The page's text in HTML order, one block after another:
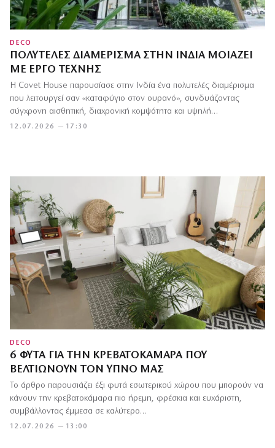
DECO
ΠΟΛΥΤΕΛΈΣ ΔΙΑΜΈΡΙΣΜΑ ΣΤΗΝ ΙΝΔΊΑ ΜΟΙΆΖΕΙ
ΜΕ ΈΡΓΟ ΤΈΧΝΗΣ
12.07.2026 — 17:30
Η Covet House παρουσίασε στην Ινδία ένα πολυτελές διαμέρισμα
που λειτουργεί σαν «καταφύγιο στον ουρανό», συνδυάζοντας
σύγχρονη αισθητική, διαχρονική κομψότητα και υψηλή…
DECO
6 ΦΥΤΆ ΓΙΑ ΤΗΝ ΚΡΕΒΑΤΟΚΆΜΑΡΑ ΠΟΥ
ΒΕΛΤΙΏΝΟΥΝ ΤΟΝ ΎΠΝΟ ΜΑΣ
12.07.2026 — 13:00
Το άρθρο παρουσιάζει έξι φυτά εσωτερικού χώρου που μπορούν να
κάνουν την κρεβατοκάμαρα πιο ήρεμη, φρέσκια και ευχάριστη,
συμβάλλοντας έμμεσα σε καλύτερο…